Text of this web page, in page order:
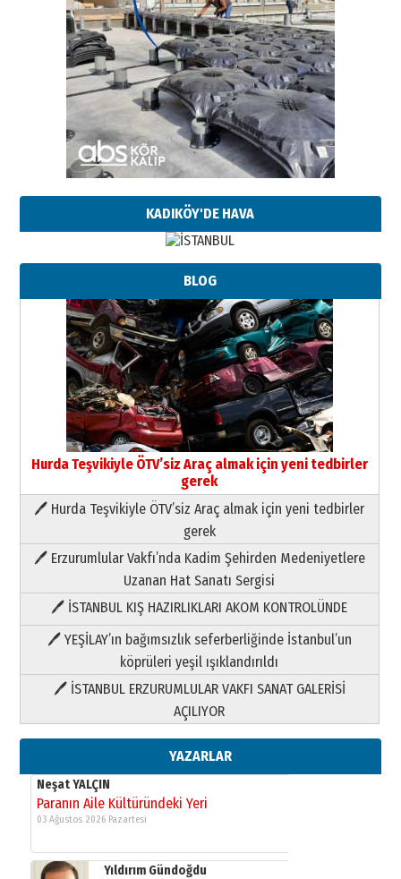
KADIKÖY'DE HAVA
BLOG
Hurda Teşvikiyle ÖTV’siz Araç almak için yeni tedbirler
gerek
🖊 Hurda Teşvikiyle ÖTV’siz Araç almak için yeni tedbirler
gerek
🖊 Erzurumlular Vakfı’nda Kadim Şehirden Medeniyetlere
Uzanan Hat Sanatı Sergisi
🖊 İSTANBUL KIŞ HAZIRLIKLARI AKOM KONTROLÜNDE
🖊 YEŞİLAY’ın bağımsızlık seferberliğinde İstanbul’un
köprüleri yeşil ışıklandırıldı
🖊 İSTANBUL ERZURUMLULAR VAKFI SANAT GALERİSİ
AÇILIYOR
YAZARLAR
Paranın Aile Kültüründeki Yeri
03 Ağustos 2026 Pazartesi
Yıldırım Gündoğdu
HAVVA’NIN ÜÇ KIZI
09 Temmuz 2026 Perşembe
Yusuf POLAT
Şampiyonluk Sebahattin Şirin’e
11 Mayıs 2026 Pazartesi
Neşat YALÇIN
Paranın Aile Kültüründeki Yeri
03 Ağustos 2026 Pazartesi
Yıldırım Gündoğdu